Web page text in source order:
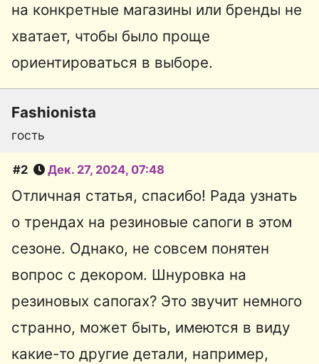
на конкретные магазины или бренды не
хватает, чтобы было проще
ориентироваться в выборе.
Fashionista
гость
#2 Дек. 27, 2024, 07:48
Отличная статья, спасибо! Рада узнать
о трендах на резиновые сапоги в этом
сезоне. Однако, не совсем понятен
вопрос с декором. Шнуровка на
резиновых сапогах? Это звучит немного
странно, может быть, имеются в виду
какие-то другие детали, например,